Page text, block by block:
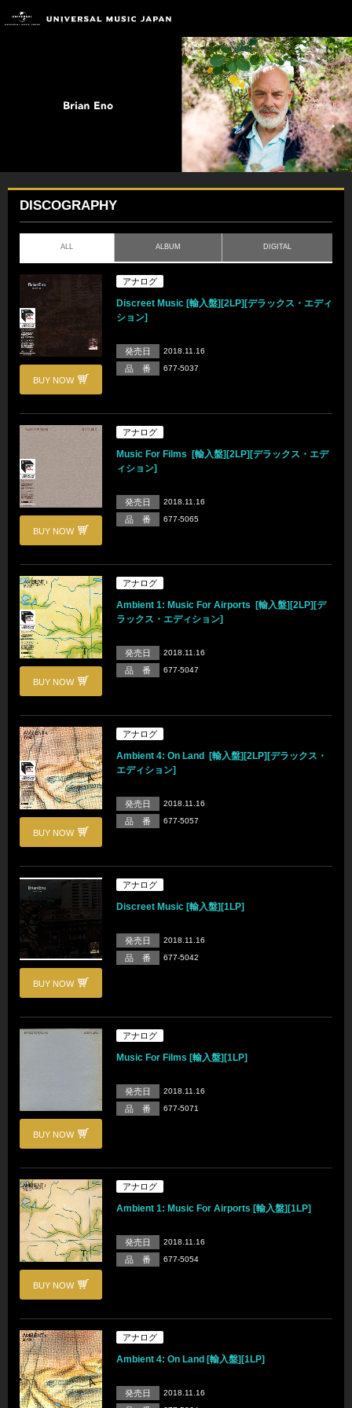
DISCOGRAPHY
ALL ALBUM DIGITAL
BUY NOW
アナログ
Discreet Music [輸入盤][2LP][デラックス・エディ
ション]
発売日 2018.11.16
品 番 677-5037
BUY NOW
アナログ
Music For Films [輸入盤][2LP][デラックス・エデ
ィション]
発売日 2018.11.16
品 番 677-5065
BUY NOW
アナログ
Ambient 1: Music For Airports [輸入盤][2LP][デ
ラックス・エディション]
発売日 2018.11.16
品 番 677-5047
BUY NOW
アナログ
Ambient 4: On Land [輸入盤][2LP][デラックス・
エディション]
発売日 2018.11.16
品 番 677-5057
BUY NOW
アナログ
Discreet Music [輸入盤][1LP]
発売日 2018.11.16
品 番 677-5042
BUY NOW
アナログ
Music For Films [輸入盤][1LP]
発売日 2018.11.16
品 番 677-5071
BUY NOW
アナログ
Ambient 1: Music For Airports [輸入盤][1LP]
発売日 2018.11.16
品 番 677-5054
アナログ
Ambient 4: On Land [輸入盤][1LP]
発売日 2018.11.16